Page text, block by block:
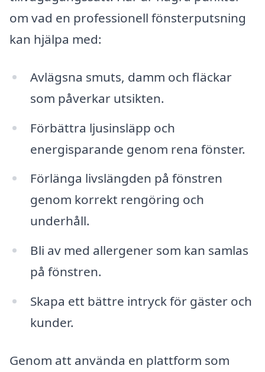
om vad en professionell fönsterputsning
kan hjälpa med:
Avlägsna smuts, damm och fläckar
som påverkar utsikten.
Förbättra ljusinsläpp och
energisparande genom rena fönster.
Förlänga livslängden på fönstren
genom korrekt rengöring och
underhåll.
Bli av med allergener som kan samlas
på fönstren.
Skapa ett bättre intryck för gäster och
kunder.
Genom att använda en plattform som